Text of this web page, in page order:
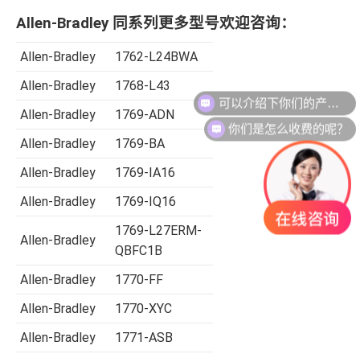
Allen-Bradley 同系列更多型号欢迎咨询：
Allen-Bradley
1762-L24BWA
Allen-Bradley
1768-L43
Allen-Bradley
1769-ADN
Allen-Bradley
1769-BA
Allen-Bradley
1769-IA16
Allen-Bradley
1769-IQ16
Allen-Bradley
1769-L27ERM-
QBFC1B
Allen-Bradley
1770-FF
Allen-Bradley
1770-XYC
Allen-Bradley
1771-ASB
你们是怎么收费的呢？